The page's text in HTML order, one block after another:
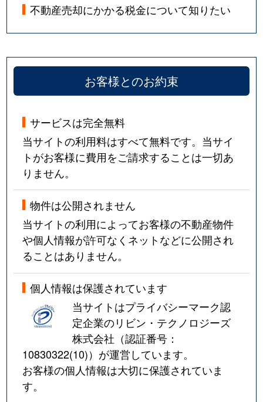
不動産売却にかかる税金について知りたい
お客様とのお約束
サービスは完全無料
当サイトの利用料はすべて無料です。当サイ
トがお客様に費用をご請求することは一切あ
りません。
物件は公開されません
当サイトの利用によってお客様の不動産物件
や個人情報が許可なくネットなどに公開され
ることはありません。
個人情報は保護されています
当サイトはプライバシーマーク認
定企業のリビン・テクノロジーズ
株式会社（認証番号：
10830322(10)）が運営しています。
お客様の個人情報は大切に保護されていま
す。